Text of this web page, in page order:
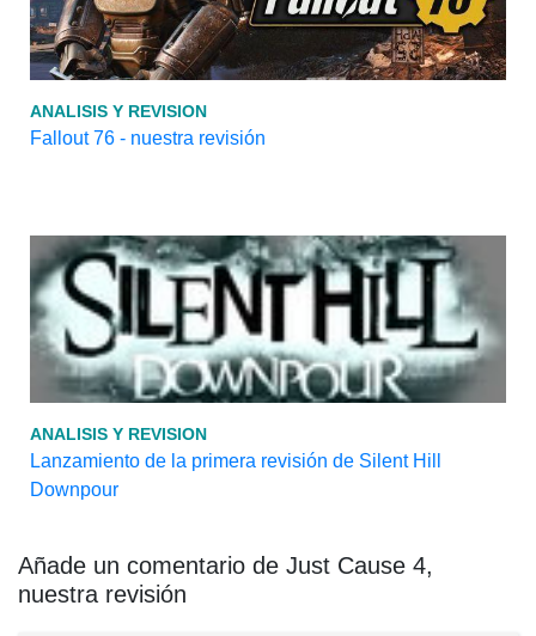
ANALISIS Y REVISION
Fallout 76 - nuestra revisión
ANALISIS Y REVISION
Lanzamiento de la primera revisión de Silent Hill
Downpour
Añade un comentario de Just Cause 4,
nuestra revisión